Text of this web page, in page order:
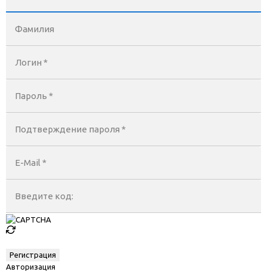
Фамилия
Логин *
Пароль *
Подтверждение пароля *
E-Mail *
Введите код:
Авторизация